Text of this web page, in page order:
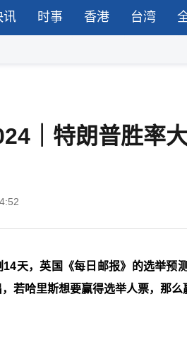
讯 时事 香港 台湾
｜特朗普胜率
14天，英国《每日邮报》的选举预
若哈里斯想要赢得选举人票，那么